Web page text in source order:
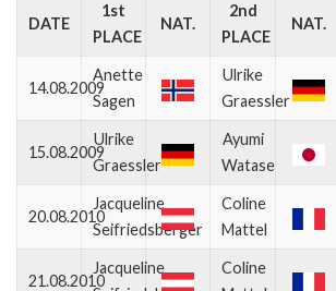
DATE
1st
PLACE
NAT.
2nd
PLACE
NAT.
14.08.2009
Anette
Sagen
Ulrike
Graessler
15.08.2009
Ulrike
Graessler
Ayumi
Watase
20.08.2010
Jacqueline
Seifriedsberger
Coline
Mattel
21.08.2010
Jacqueline
Coline